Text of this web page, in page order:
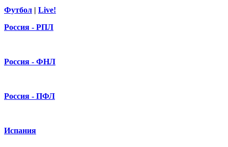
Футбол | Live!
Россия - РПЛ
Россия - ФНЛ
Россия - ПФЛ
Испания